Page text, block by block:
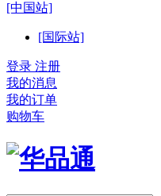
[中国站]
[国际站]
登录 注册
我的消息
我的订单
购物车